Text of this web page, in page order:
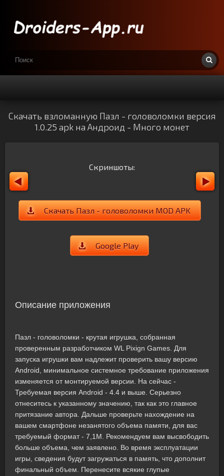
Скачать взломанную Пазл - головоломки версия
1.0.25 apk на Андроид - Много монет
Скриншоты:
Скачать Пазл - головоломки MOD APK
Google Play
Описание приложения
Пазл - головоломки - крутая игрушка, собранная
проверенным разработчиком WL Pixign Games. Для
запуска игрушки вам надлежит проверить вашу версию
Android, минимальное системное требование приложения
изменяется от монтируемой версии. На сейчас -
Требуемая версия Android - 4.4 и выше. Серьезно
отнеситесь к указанному значению, так как это главное
притязание автора. Дальше проверьте нахождение на
вашем смартфоне незанятого объема памяти, для вас
требуемый формат - 7,1M. Рекомендуем вам высвободить
больше объема, чем заявлено. Во время эксплуатации
игры, сведения будут загружаться в память, что дополнит
финальный объем. Перенесите всякие глупые